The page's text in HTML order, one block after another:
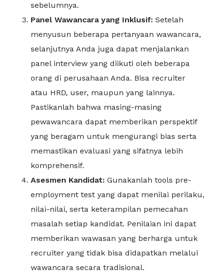
sebelumnya.
Panel Wawancara yang Inklusif: Setelah
menyusun beberapa pertanyaan wawancara,
selanjutnya Anda juga dapat menjalankan
panel interview yang diikuti oleh beberapa
orang di perusahaan Anda. Bisa recruiter
atau HRD, user, maupun yang lainnya.
Pastikanlah bahwa masing-masing
pewawancara dapat memberikan perspektif
yang beragam untuk mengurangi bias serta
memastikan evaluasi yang sifatnya lebih
komprehensif.
Asesmen Kandidat: Gunakanlah tools pre-
employment test yang dapat menilai perilaku,
nilai-nilai, serta keterampilan pemecahan
masalah setiap kandidat. Penilaian ini dapat
memberikan wawasan yang berharga untuk
recruiter yang tidak bisa didapatkan melalui
wawancara secara tradisional.